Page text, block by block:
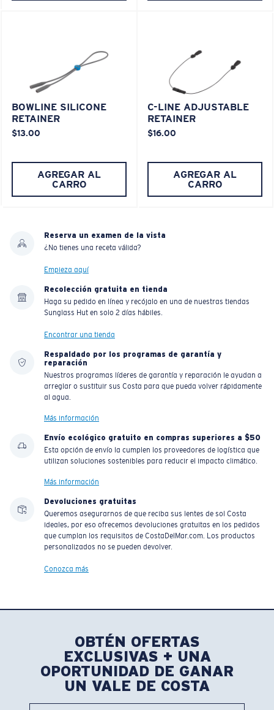
BOWLINE SILICONE
RETAINER
$13.00
AGREGAR AL
CARRO
C-LINE ADJUSTABLE
RETAINER
$16.00
AGREGAR AL
CARRO
Reserva un examen de la vista
¿No tienes una receta válida?
Empieza aquí
Recolección gratuita en tienda
Haga su pedido en línea y recójalo en una de nuestras tiendas
Sunglass Hut en solo 2 días hábiles.
Encontrar una tienda
Respaldado por los programas de garantía y
reparación
Nuestros programas líderes de garantía y reparación le ayudan a
arreglar o sustituir sus Costa para que pueda volver rápidamente
al agua.
Más información
Envío ecológico gratuito en compras superiores a $50
Esta opción de envío la cumplen los proveedores de logística que
utilizan soluciones sostenibles para reducir el impacto climático.
Más información
Devoluciones gratuitas
Queremos asegurarnos de que reciba sus lentes de sol Costa
ideales, por eso ofrecemos devoluciones gratuitas en los pedidos
que cumplan los requisitos de CostaDelMar.com. Los productos
personalizados no se pueden devolver.
Conozca más
OBTÉN OFERTAS
EXCLUSIVAS + UNA
OPORTUNIDAD DE GANAR
UN VALE DE COSTA